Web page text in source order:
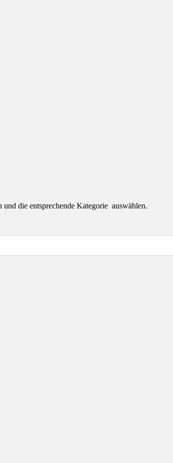
die entsprechende Kategorie auswählen.